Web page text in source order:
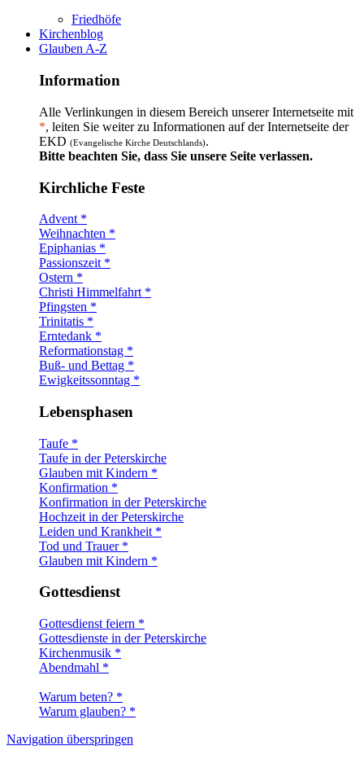
Friedhöfe
Kirchenblog
Glauben A-Z
Information
Alle Verlinkungen in diesem Bereich unserer Internetseite mit
*, leiten Sie weiter zu Informationen auf der Internetseite der
EKD (Evangelische Kirche Deutschlands).
Bitte beachten Sie, dass Sie unsere Seite verlassen.
Kirchliche Feste
Advent *
Weihnachten *
Epiphanias *
Passionszeit *
Ostern *
Christi Himmelfahrt *
Pfingsten *
Trinitatis *
Erntedank *
Reformationstag *
Buß- und Bettag *
Ewigkeitssonntag *
Lebensphasen
Taufe *
Taufe in der Peterskirche
Glauben mit Kindern *
Konfirmation *
Konfirmation in der Peterskirche
Hochzeit in der Peterskirche
Leiden und Krankheit *
Tod und Trauer *
Glauben mit Kindern *
Gottesdienst
Gottesdienst feiern *
Gottesdienste in der Peterskirche
Kirchenmusik *
Abendmahl *
Warum beten? *
Warum glauben? *
Navigation überspringen